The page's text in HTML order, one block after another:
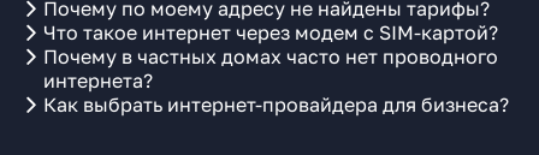
Почему по моему адресу не найдены тарифы?
Что такое интернет через модем с SIM-картой?
Почему в частных домах часто нет проводного
интернета?
Как выбрать интернет-провайдера для бизнеса?